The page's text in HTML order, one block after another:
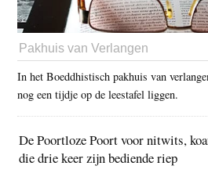
Pakhuis van Verlangen
In het Boeddhistisch pakhuis van
nog een tijdje op de leestafel liggen.
De Poortloze Poort voor nitwits,
die drie keer zijn bediende riep